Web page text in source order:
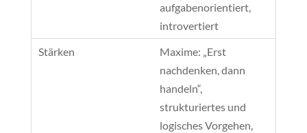
aufgabenorientiert,
introvertiert
Maxime: „Erst
nachdenken, dann
handeln“,
strukturiertes und
logisches Vorgehen,